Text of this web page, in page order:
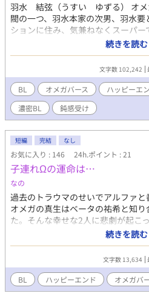
羽水 結弦（うすい ゆずる） オメ
閥の一つ、羽水本家の次男、羽水
ションに住み、気兼ねなくスーパ
食べられる。同じ性の人からすれ
んな彼が夜、空を眺めて流れ星に
になりますように” オメガバース
オメガ 王道な関係の二人が織りな
に！ 一応、更新していきますが、
っと読みづらくなったら申し訳な
続きを読む
文字数 102,242
BL オメガバース ハッピーエ
濃密BL
鈍感受け
短編 完結 なし
お気に入り : 146 24h.ポイント : 21
子連れΩの運命は…
なの
過去のトラウマのせいでアルファ
オメガの真生はベータの祐希と知
た。そんな幸せな2人に悲劇が起こ
きていた真生の元に上位アルファ
なります。過去と現在を織り交ぜ
続きを読む
文字数 13,634
BL ハッピーエンド オメガバ